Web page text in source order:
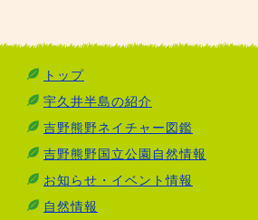
トップ
宇久井半島の紹介
吉野熊野ネイチャー図鑑
吉野熊野国立公園自然情報
お知らせ・イベント情報
自然情報